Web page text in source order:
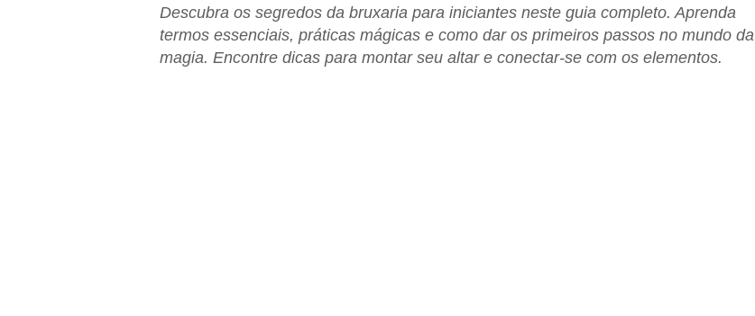
Descubra os segredos da bruxaria para iniciantes neste guia completo. Aprenda
termos essenciais, práticas mágicas e como dar os primeiros passos no mundo da
magia. Encontre dicas para montar seu altar e conectar-se com os elementos.